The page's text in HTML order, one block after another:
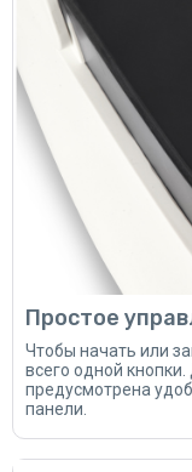
Простое
Чтобы начать или
всего одной
предусмотрена
панели.